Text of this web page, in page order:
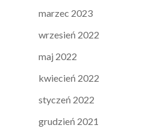
marzec 2023
wrzesień 2022
maj 2022
kwiecień 2022
styczeń 2022
grudzień 2021